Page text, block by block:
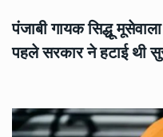
पंजाबी गायक सिद्धू
पहले सरकार ने हटाई थी